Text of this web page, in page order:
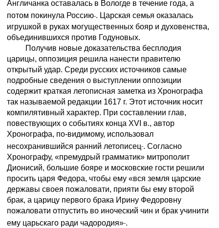
Англичанка оставалась в Вологде в течение года, а
потом покинула Россию . Царская семья оказалась
игрушкой в руках могущественных бояр и духовенства,
объединившихся против Годуновых.
Получив новые доказательства бесплодия
царицы, оппозиция решила нанести правителю
открытый удар. Среди русских источников самые
подробные сведения о выступлении оппозиции
содержит краткая летописная заметка из Хронографа
так называемой редакции 1617 г. Этот источник носит
компилятивный характер. При составлении глав,
повествующих о событиях конца XVI в., автор
Хронографа, по-видимому, использовал
несохранившийся ранний летописец . Согласно
Хронографу, «премудрый грамматик» митрополит
Дионисий, большие бояре и московские гости решили
просить царя Федора, чтобы ему «вся земля царские
державы своея пожаловати, прияти бы ему второй
брак, а царицу первого брака Ирину Федоровну
пожаловати отпустить во иноческий чин и брак учинити
ему царьскаго ради чадородия» .